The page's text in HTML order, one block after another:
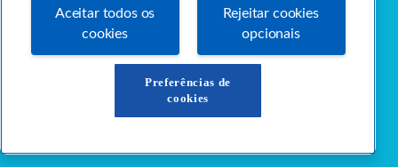
E-mail
Aceitar todos os
cookies
Rejeitar cookies
opcionais
Preferências de
cookies